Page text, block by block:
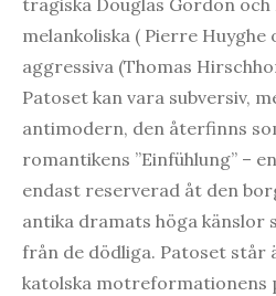
tragiska Douglas Gordon
melankoliska ( Pierre Huyghe
aggressiva (Thomas
Patoset kan vara subversiv,
antimodern, den återfinns
romantikens ”Einfühlung” –
endast reserverad åt den
antika dramats höga känslor
från de dödliga. Patoset står
katolska motreformationens